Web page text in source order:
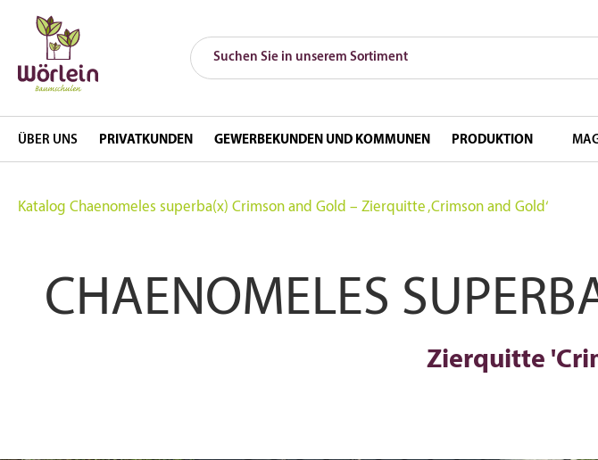
ÜBER UNS PRIVATKUNDEN GEWERBEKUNDEN UND KOMMUNEN PRODUKTION
Katalog Chaenomeles superba(x) Crimson and Gold – Zierquitte ‚Crimson and Gold‘
CHAENOMELES
Zierquitte